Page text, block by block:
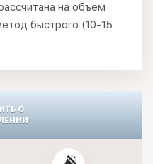
на объем
быстрого (10-15
О